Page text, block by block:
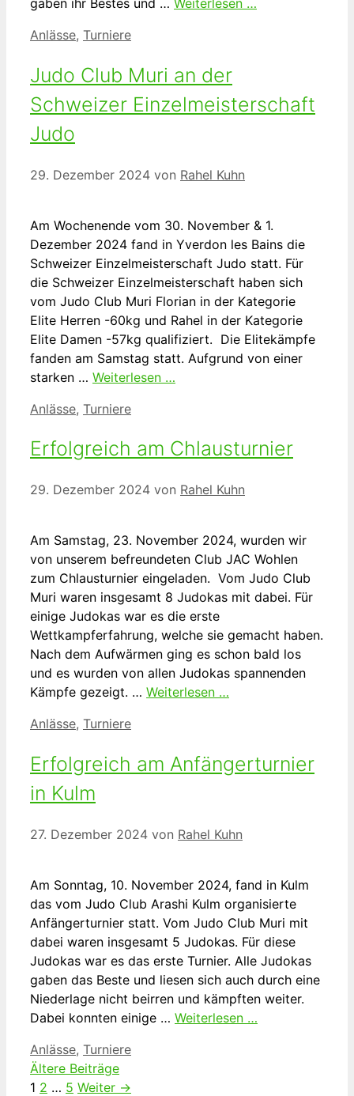
gaben ihr Bestes und … Weiterlesen …
Kategorien
Anlässe, Turniere
Judo Club Muri an der
Schweizer Einzelmeisterschaft
Judo
29. Dezember 2024 von Rahel Kuhn
Am Wochenende vom 30. November & 1.
Dezember 2024 fand in Yverdon les Bains die
Schweizer Einzelmeisterschaft Judo statt. Für
die Schweizer Einzelmeisterschaft haben sich
vom Judo Club Muri Florian in der Kategorie
Elite Herren -60kg und Rahel in der Kategorie
Elite Damen -57kg qualifiziert. Die Elitekämpfe
fanden am Samstag statt. Aufgrund von einer
starken … Weiterlesen …
Kategorien
Anlässe, Turniere
Erfolgreich am Chlausturnier
29. Dezember 2024 von Rahel Kuhn
Am Samstag, 23. November 2024, wurden wir
von unserem befreundeten Club JAC Wohlen
zum Chlausturnier eingeladen. Vom Judo Club
Muri waren insgesamt 8 Judokas mit dabei. Für
einige Judokas war es die erste
Wettkampferfahrung, welche sie gemacht haben.
Nach dem Aufwärmen ging es schon bald los
und es wurden von allen Judokas spannenden
Kämpfe gezeigt. … Weiterlesen …
Kategorien
Anlässe, Turniere
Erfolgreich am Anfängerturnier
in Kulm
27. Dezember 2024 von Rahel Kuhn
Am Sonntag, 10. November 2024, fand in Kulm
das vom Judo Club Arashi Kulm organisierte
Anfängerturnier statt. Vom Judo Club Muri mit
dabei waren insgesamt 5 Judokas. Für diese
Judokas war es das erste Turnier. Alle Judokas
gaben das Beste und liesen sich auch durch eine
Niederlage nicht beirren und kämpften weiter.
Dabei konnten einige … Weiterlesen …
Kategorien
Anlässe, Turniere
Ältere Beiträge
Seite
1 Seite
2 … Seite
5 Weiter →